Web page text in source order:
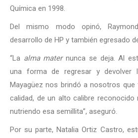
Química en 1998.
Del mismo modo opinó,
desarrollo de HP y también egresado
“La alma maternunca se deja. Al
una forma de regresar y devolver
Mayagüez nos brindó a nosotros que
calidad, de un alto calibre reconocido
nutriendo esa semillita”, aseguró.
Por su parte, Natalia Ortiz Castro,